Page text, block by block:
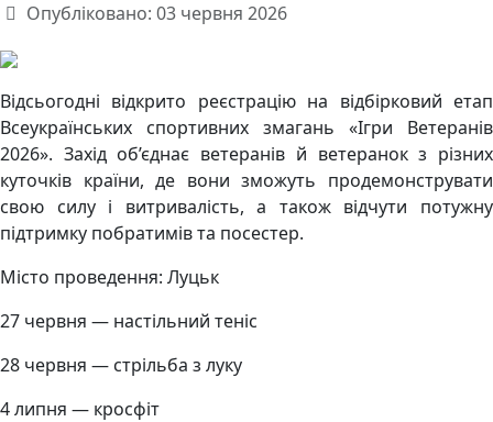
Опубліковано: 03 червня 2026
Відсьогодні відкрито реєстрацію на відбірковий етап
Всеукраїнських спортивних змагань «Ігри Ветеранів
2026». Захід об’єднає ветеранів й ветеранок з різних
куточків країни, де вони зможуть продемонструвати
свою силу і витривалість, а також відчути потужну
підтримку побратимів та посестер.
Місто проведення: Луцьк
27 червня — настільний теніс
28 червня — стрільба з луку
4 липня — кросфіт